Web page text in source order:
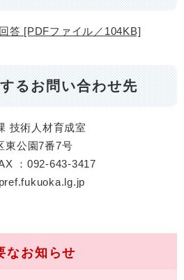
答 [PDFファイル／104KB]
るお問い合わせ先
技術人材育成室
東公園7番7号
：092-643-3417
なお知らせ